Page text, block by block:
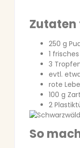
Zutaten
250 g
1
3
evtl.
rote
100 g
2
So